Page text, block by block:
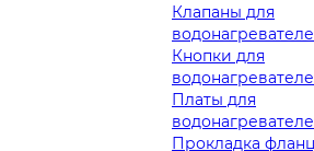
Клапаны для
Кнопки для
Платы для
Прокладка